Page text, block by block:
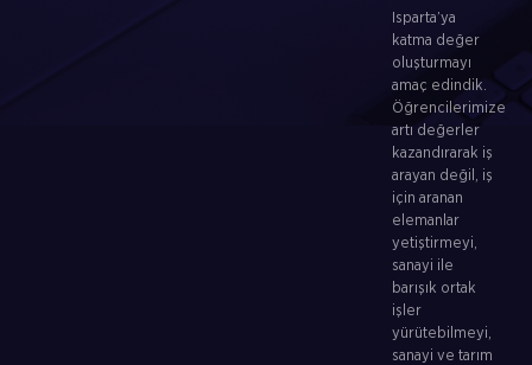
Isparta’ya
katma değer
oluşturmayı
amaç edindik.
Öğrencilerimize
artı değerler
kazandırarak iş
arayan değil, iş
için aranan
elemanlar
yetiştirmeyi,
sanayi ile
barışık ortak
işler
yürütebilmeyi,
sanayi ve tarım